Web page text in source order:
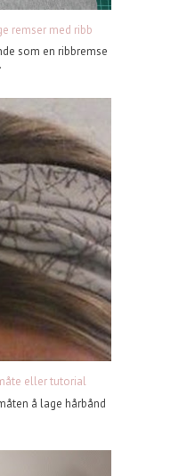
remser med ribb
som en ribbremse
eller tutorial
å lage hårbånd